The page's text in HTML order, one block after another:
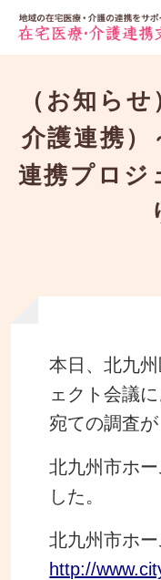
（お知ら
介護連携）
連携プロジ
本日、北九
ェクト会議
宛ての調査が
北九州市ホ
した。
北九州市ホ
http://